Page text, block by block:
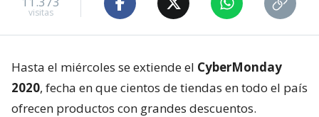
visitas
Hasta el miércoles se extiende el CyberMonday
2020, fecha en que cientos de tiendas en todo el país
ofrecen productos con grandes descuentos.